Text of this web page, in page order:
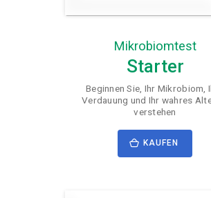
Mikrobiomtest
Starter
Beginnen Sie, Ihr Mikrobiom,
Verdauung und Ihr wahres
verstehen
KAUFEN